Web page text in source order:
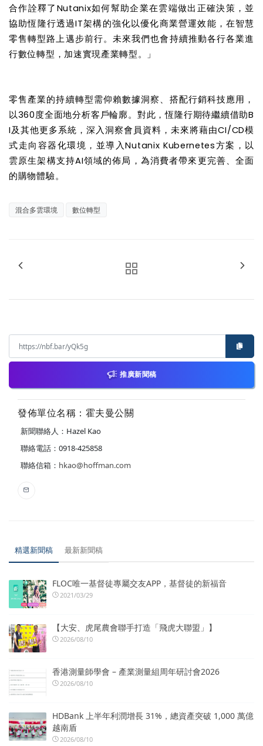
合作詮釋了 Nutanix如何幫助企業在雲端做出正確決策，並
協助恆隆行透過IT架構的強化以優化商業營運效能，在智慧
零售轉型路上邁步前行。未來我們也會持續推動各行各業進
行數位轉型，加速實現產業轉型。」
零售產業的持續轉型需仰賴數據洞察、搭配行銷科技應用，
以360度全面地分析客戶輪廓。對此，恆隆行期待繼續借助B
I及其他更多系統，深入洞察會員資料，未來將藉由CI/CD模
式走向容器化環境，並導入Nutanix Kubernetes方案，以
雲原生架構支持AI領域的佈局，為消費者帶來更完善、全面
的購物體驗。
混合多雲環境 數位轉型
推廣新聞稿
發佈單位名稱：霍夫曼公關
新聞聯絡人：Hazel Kao
聯絡電話：0918-425858
聯絡信箱： hkao@hoffman.com
精選新聞稿 最新新聞稿
FLOC唯一基督徒專屬交友APP，基督徒的新福音
2021/03/29
【大安、虎尾農會聯手打造「飛虎大聯盟」】
2026/08/10
香港測量師學會 – 產業測量組周年研討會2026
2026/08/10
HDBank 上半年利潤增長 31%，總資產突破 1,000 萬億
越南盾
2026/08/10